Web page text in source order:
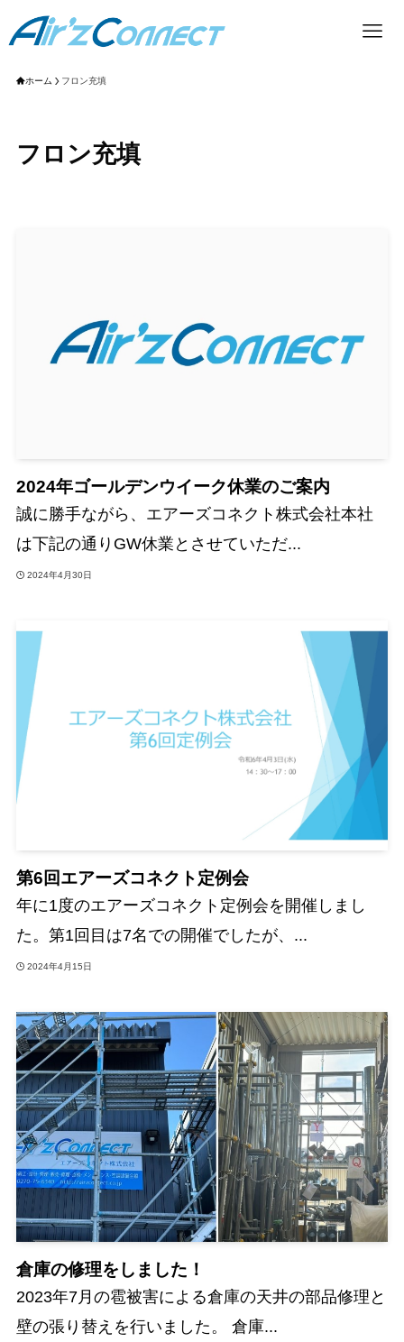
ホーム フロン充填
フロン充填
2024年ゴールデンウイーク休業のご案内
誠に勝手ながら、エアーズコネクト株式会社本社
は下記の通りGW休業とさせていただ...
2024年4月30日
第6回エアーズコネクト定例会
年に1度のエアーズコネクト定例会を開催しまし
た。第1回目は7名での開催でしたが、...
2024年4月15日
倉庫の修理をしました！
2023年7月の雹被害による倉庫の天井の部品修理と
壁の張り替えを行いました。 倉庫...